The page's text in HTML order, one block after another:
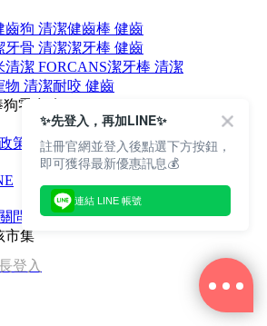
齒狗 清潔健齒棒 健齒
牙骨 清潔潔牙棒 健齒
清潔 FORCANS潔牙棒 清潔
物 清潔耐咬 健齒
狗零食
策
文章
問題退換貨說明
市集
登入
✨先登入，再加LINE✨
註冊官網並登入後點選下方按鈕，
即可獲得最新優惠訊息💰
連結 LINE 帳號